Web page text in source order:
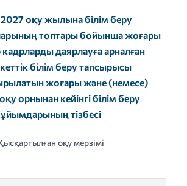
оқу жылына білім беру
топтары бойынша жоғары
кадрларды даярлауға арналған
білім беру тапсырысы
жоғары және (немесе)
орнынан кейінгі білім беру
ұйымдарының тізбесі
оқу мерзімі